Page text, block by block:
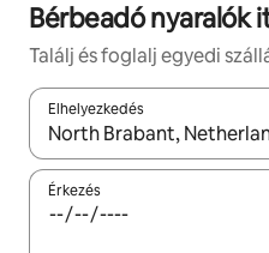
Bérbeadó nyaralók
Találj és foglalj egyedi
Elhelyezkedés
Az eredmények között a
Érkezés